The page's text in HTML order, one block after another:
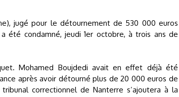
jugé pour le détournement de 530 000 euros
été condamné, jeudi 1er octobre, à trois ans de
Mohamed Boujdedi avait en effet déjà été
après avoir détourné plus de 20 000 euros de
correctionnel de Nanterre s’ajoutera à la